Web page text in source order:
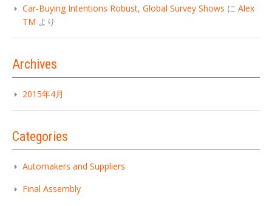
Car-Buying Intentions Robust, Global Survey Shows に Alex
TM より
Archives
2015年4月
Categories
Automakers and Suppliers
Final Assembly